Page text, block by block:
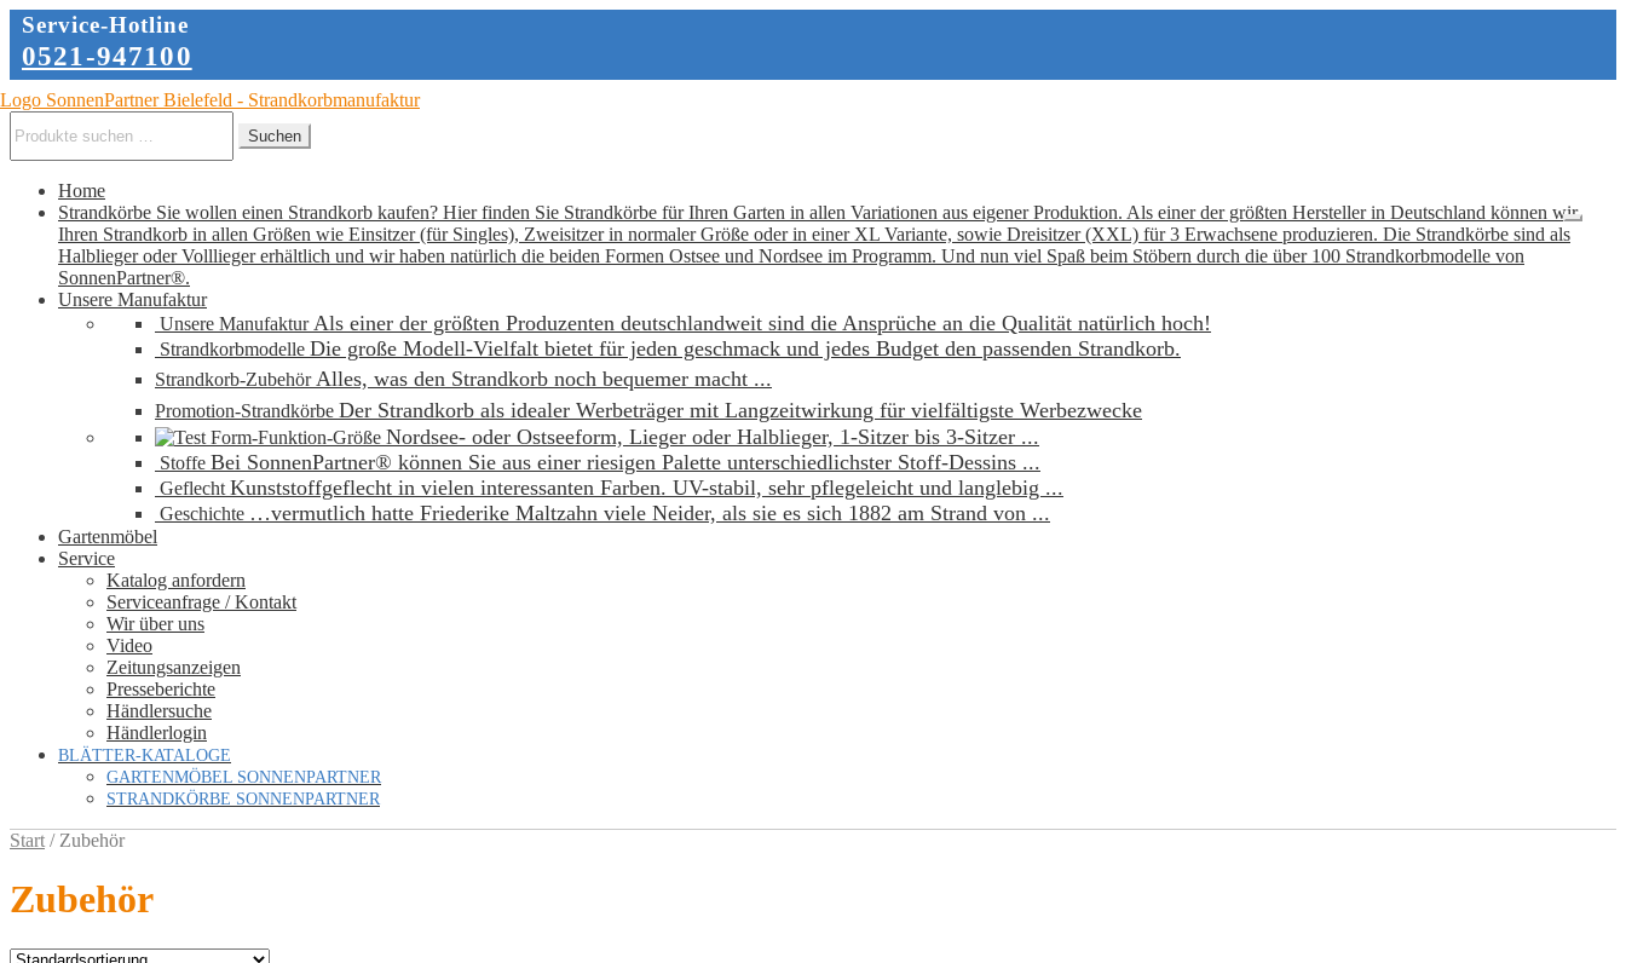
Service-Hotline
0521-947100
Zur
springen
Zum
springen
nach:
Suchen
Home
Strandkörbe Sie wollen einen Strandkorb kaufen? Hier finden Sie Strandkörbe für Ihren Garten in allen Variationen aus eigener Produktion. Als einer der größten Hersteller in Deutschland können wir
Ihren Strandkorb in allen Größen wie Einsitzer (für Singles), Zweisitzer in normaler Größe oder in einer XL Variante, sowie Dreisitzer (XXL) für 3 Erwachsene produzieren. Die Strandkörbe sind als
Halblieger oder Volllieger erhältlich und wir haben natürlich die beiden Formen Ostsee und Nordsee im Programm. Und nun viel Spaß beim Stöbern durch die über 100 Strandkorbmodelle von
SonnenPartner®.
Unsere Manufaktur
Unsere Manufaktur Als einer der größten Produzenten deutschlandweit sind die Ansprüche an die Qualität natürlich hoch!
Strandkorbmodelle Die große Modell-Vielfalt bietet für jeden geschmack und jedes Budget den passenden Strandkorb.
Strandkorb-Zubehör Alles, was den Strandkorb noch bequemer macht ...
Promotion-Strandkörbe Der Strandkorb als idealer Werbeträger mit Langzeitwirkung für vielfältigste Werbezwecke
Form-Funktion-Größe Nordsee- oder Ostseeform, Lieger oder Halblieger, 1-Sitzer bis 3-Sitzer ...
Stoffe Bei SonnenPartner® können Sie aus einer riesigen Palette unterschiedlichster Stoff-Dessins ...
Geflecht Kunststoffgeflecht in vielen interessanten Farben. UV-stabil, sehr pflegeleicht und langlebig ...
Geschichte …vermutlich hatte Friederike Maltzahn viele Neider, als sie es sich 1882 am Strand von ...
Gartenmöbel
Service
Katalog anfordern
Serviceanfrage / Kontakt
Wir über uns
Video
Zeitungsanzeigen
Presseberichte
Händlersuche
Händlerlogin
BLÄTTER-KATALOGE
GARTENMÖBEL SONNENPARTNER
STRANDKÖRBE SONNENPARTNER
Start / Zubehör
Zubehör